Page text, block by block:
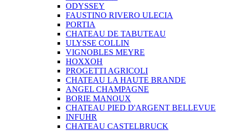
ODYSSEY
FAUSTINO RIVERO ULECIA
PORTIA
CHATEAU DE TABUTEAU
ULYSSE COLLIN
VIGNOBLES MEYRE
HOXXOH
PROGETTI AGRICOLI
CHATEAU LA HAUTE BRANDE
ANGEL CHAMPAGNE
BORIE MANOUX
CHATEAU PIED D'ARGENT BELLEVUE
INFUHR
CHATEAU CASTELBRUCK